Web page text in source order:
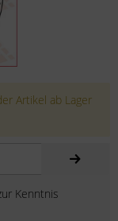
Artikel ab Lager
Kenntnis